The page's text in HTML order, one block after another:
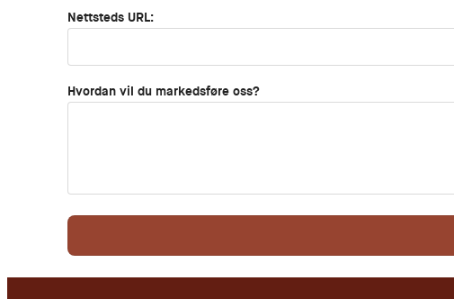
Nettsteds URL:
Hvordan vil du markedsføre oss?